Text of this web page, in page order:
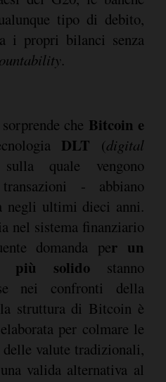
tipo di debito,
i propri bilanci senza
.
che Bitcoin e
DLT (digital
quale vengono
- abbiano
negli ultimi dieci anni.
nel sistema finanziario
domanda per un
più solidostanno
nei confronti della
struttura di Bitcoin è
per colmare le
delle valute tradizionali,
valida alternativa al